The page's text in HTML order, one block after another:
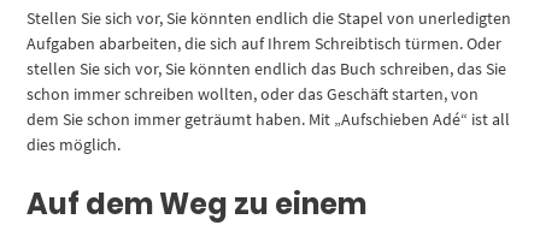
Stellen Sie sich vor, Sie könnten endlich die Stapel von unerledigten
Aufgaben abarbeiten, die sich auf Ihrem Schreibtisch türmen. Oder
stellen Sie sich vor, Sie könnten endlich das Buch schreiben, das Sie
schon immer schreiben wollten, oder das Geschäft starten, von
dem Sie schon immer geträumt haben. Mit „Aufschieben Adé“ ist all
dies möglich.
Auf dem Weg zu einem